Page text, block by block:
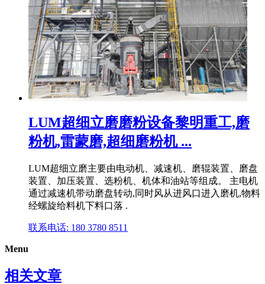
LUM超细立磨磨粉设备黎明重工,磨
粉机,雷蒙磨,超细磨粉机 ...
LUM超细立磨主要由电动机、减速机、磨辊装置、磨盘
装置、加压装置、选粉机、机体和油站等组成。 主电机
通过减速机带动磨盘转动,同时风从进风口进入磨机,物料
经螺旋给料机下料口落 .
联系电话: 180 3780 8511
Menu
相关文章